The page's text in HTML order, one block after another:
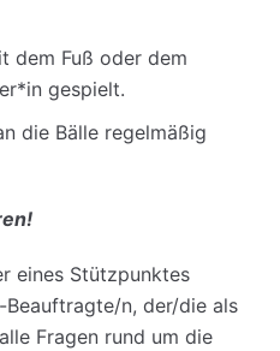
dem Fuß oder dem
gespielt.
die Bälle regelmäßig
eines Stützpunktes
n, der/die als
Fragen rund um die